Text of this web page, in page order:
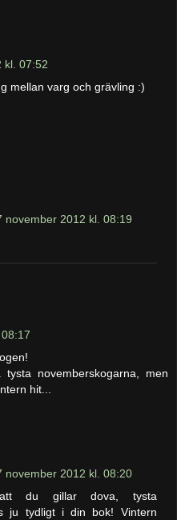
kl. 07:52
mellan varg och grävling :)
november 2012 kl. 08:19
novemberskogarna, men
hit...
november 2012 kl. 08:20
du gillar dova, tysta
ju tydligt i din bok! Vintern